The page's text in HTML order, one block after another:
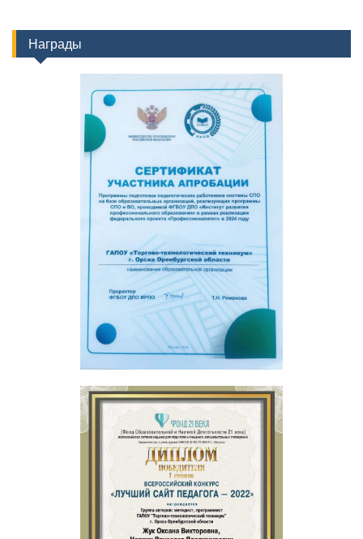
Награды